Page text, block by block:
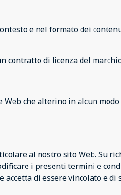
e nel formato dei
contratto di licenza del
che alterino in alcun
al nostro sito Web. Su
i presenti termini e
di essere vincolato e